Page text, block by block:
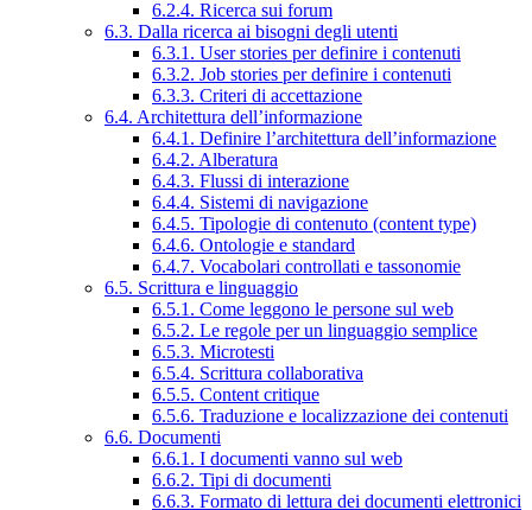
6.2.4. Ricerca sui forum
6.3. Dalla ricerca ai bisogni degli utenti
6.3.1. User stories per definire i contenuti
6.3.2. Job stories per definire i contenuti
6.3.3. Criteri di accettazione
6.4. Architettura dell’informazione
6.4.1. Definire l’architettura dell’informazione
6.4.2. Alberatura
6.4.3. Flussi di interazione
6.4.4. Sistemi di navigazione
6.4.5. Tipologie di contenuto (content type)
6.4.6. Ontologie e standard
6.4.7. Vocabolari controllati e tassonomie
6.5. Scrittura e linguaggio
6.5.1. Come leggono le persone sul web
6.5.2. Le regole per un linguaggio semplice
6.5.3. Microtesti
6.5.4. Scrittura collaborativa
6.5.5. Content critique
6.5.6. Traduzione e localizzazione dei contenuti
6.6. Documenti
6.6.1. I documenti vanno sul web
6.6.2. Tipi di documenti
6.6.3. Formato di lettura dei documenti elettronici